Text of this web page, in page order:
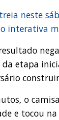
neste
interativa
etapa
o
e tocou na